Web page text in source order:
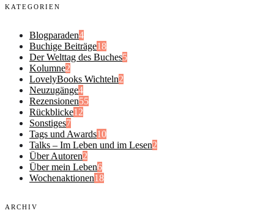
KATEGORIEN
Blogparaden4
Buchige Beiträge18
Der Welttag des Buches5
Kolumne2
LovelyBooks Wichteln2
Neuzugänge4
Rezensionen55
Rückblicke12
Sonstiges7
Tags und Awards10
Talks – Im Leben und im Lesen2
Über Autoren2
Über mein Leben6
Wochenaktionen18
ARCHIV